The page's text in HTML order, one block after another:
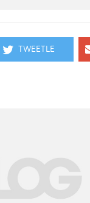
TWEETLE